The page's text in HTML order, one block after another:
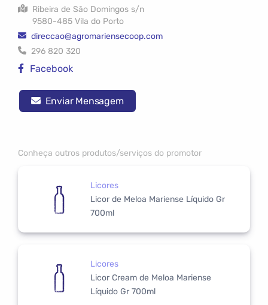
Ribeira de São Domingos s/n
9580-485 Vila do Porto
direccao@agromariensecoop.com
296 820 320
Facebook
Enviar Mensagem
Conheça outros produtos/serviços do promotor
Licores
Licor de Meloa Mariense Líquido Gr
700ml
Licores
Licor Cream de Meloa Mariense
Líquido Gr 700ml